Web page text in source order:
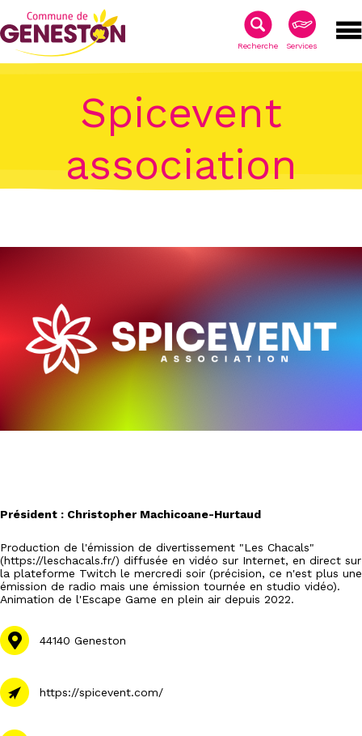
Recherche Services
Spicevent
association
Président : Christopher Machicoane-Hurtaud
Production de l'émission de divertissement "Les Chacals"
(https://leschacals.fr/) diffusée en vidéo sur Internet, en direct sur
la plateforme Twitch le mercredi soir (précision, ce n'est plus une
émission de radio mais une émission tournée en studio vidéo).
Animation de l'Escape Game en plein air depuis 2022.
44140 Geneston
https://spicevent.com/